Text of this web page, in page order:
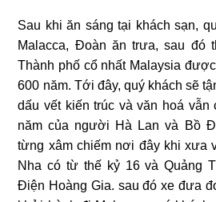
Sau khi ăn sáng tại khách sạn,
Malacca, Đoàn ăn trưa, sau đó
Thành phố cổ nhất Malaysia
600 năm. Tới đây, quý khách sẽ
dấu vết kiến trúc và văn hoá vẫn
năm của người Hà Lan và Bồ
từng xâm chiếm nơi đây khi xưa
Nha có từ thế kỷ 16 và Quảng
Điện Hoàng Gia. sau đó xe đưa